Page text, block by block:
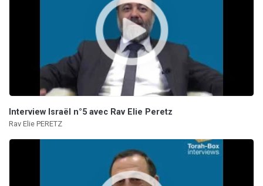
Interview Israël n°5 avec Rav Elie Peretz
Rav Elie PERETZ